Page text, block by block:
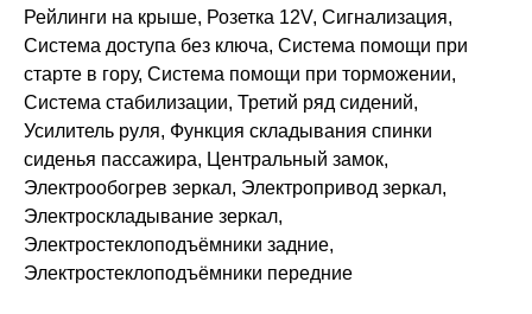
Рейлинги на крыше, Розетка 12V, Сигнализация,
Система доступа без ключа, Система помощи при
старте в гору, Система помощи при торможении,
Система стабилизации, Третий ряд сидений,
Усилитель руля, Функция складывания спинки
сиденья пассажира, Центральный замок,
Электрообогрев зеркал, Электропривод зеркал,
Электроскладывание зеркал,
Электростеклоподъёмники задние,
Электростеклоподъёмники передние